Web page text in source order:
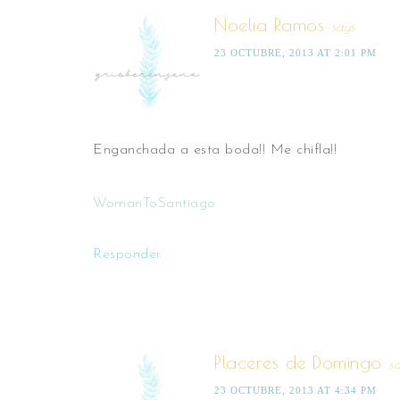
Noelia Ramos says
23 OCTUBRE, 2013 AT 2:01 PM
Enganchada a esta boda!! Me chifla!!
WomanToSantiago
Responder
Placeres de Domingo
23 OCTUBRE, 2013 AT 4:34 PM